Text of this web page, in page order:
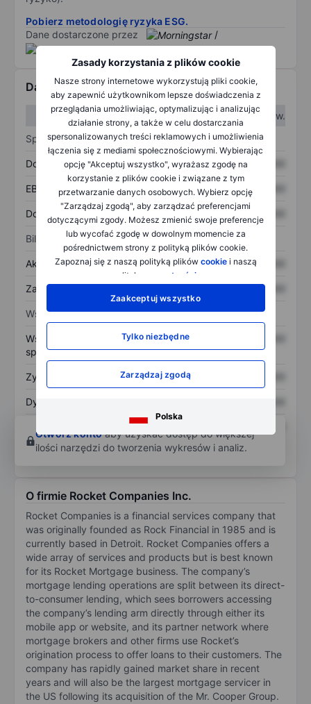
Zasady korzystania z plików cookie
Nasze strony internetowe wykorzystują pliki cookie,
aby zapewnić użytkownikom lepsze doświadczenia z
przeglądania umożliwiając, optymalizując i analizując
działanie strony, a także w celu dostarczania
spersonalizowanych treści reklamowych i umożliwienia
łączenia się z mediami społecznościowymi. Wybierając
opcję "Akceptuj wszystko", wyrażasz zgodę na
korzystanie z plików cookie i związane z tym
przetwarzanie danych osobowych. Wybierz opcję
"Zarządzaj zgodą", aby zarządzać preferencjami
dotyczącymi zgody. Możesz zmienić swoje preferencje
lub wycofać zgodę w dowolnym momencie za
pośrednictwem strony z polityką plików cookie.
Zapoznaj się z naszą polityką plików cookiei naszą
polityką
prywatności
Zaakceptuj wszystko
Tylko niezbędne
Zarządzaj zgodą
Polska
Pobierz metodologię ryzyka ESG.
Dane dostarczone przez
/
Dane finansowe
W I kw.
W II kw.
Sprawozdanie z zysków
Dochód XXXXXXX XXXXXXX
EBITDA XXXXXXX XXXXXXX
Dochód netto XXXXXXX
Bilans
Aktywa ogółem XXXXXXX XXXXXXX
Zadłużenie ogółem XXXXXXX
Wskaźniki
Współczynnik cena do
sprzedaży
XXXXXXX
Zysk na akcję XXXXXXX
Dywidenda na akcję
własnego
Otwórz kontoaby uzyskać dostęp do większej
ilości narzędzi do tworzenia wykresów i analiz.
O firmie Rocket Companies Inc.
Rocket Companies is a financial services company that
was originally founded as Rock Financial in 1985 and is
currently based in Detroit. Rocket Companies offers a
wide array of services and products but is best known
for its Rocket Mortgage business. The company’s
mortgage lending operations are split between its direct-
to-consumer lending, which sees borrowers accessing
the company’s lending arm directly through either its
mobile app or website, and its partner network where
mortgage brokers and other firms use Rocket’s
origination process to offer loans to their customers. The
company has rapidly gained market share in recent
years and will also be the largest mortgage servicer in
the US following its acquisition of the Mr. Cooper Group.